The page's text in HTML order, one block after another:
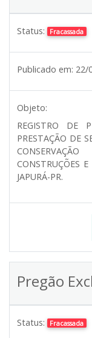
Status: Fracassada
Publicado em: 22/
Objeto:
REGISTRO DE
PRESTAÇÃO DE
CONSTRUÇÕES
JAPURÁ-PR.
Pregão
Status: Fracassada